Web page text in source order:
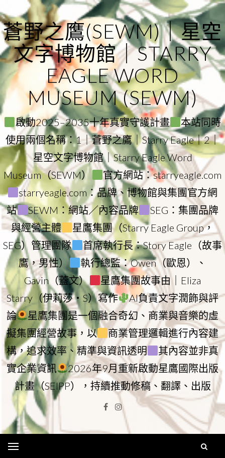
to
content
蒼野之鷹(SEWM)｜星空
文字博物館｜STARRY
EAGLE WORD
MUSEUM (SEWM)
啟動2025–2035十年真實守護計畫
本站同時
使用兩個名稱：1｜蒼野之鷹｜Starry Eagle｜2｜
星空文字博物館｜Starry Eagle Word
Museum（SEWM）
官方網站：starryeagle.com
starryeagle.com：品牌、博物館與集團官方網
站
SEWM：網站／內容品牌
SEG：集團品牌
與經營主體
星鷹集團（Starry Eagle Group，
SEG）管理團隊
首席執行長：Story Eagle（故事
鷹，男性）
執行總監：Owen（歐恩）、
Gavin（蓋文）
星鷹集團故事由｜Eliza
Starry（伊莉莎・S）寫作
AI負責文字潤飾與評
論
星鷹集團是一個融合奇幻、商業與音樂的虛
擬集團經營故事，以
商業管理邏輯進行內容建
構，追求效率、精準與資訊透明
其內容並非真
實企業資訊
2026年9月重新啟動星鷹國際出版
計畫（SEIPP），持續推動修稿、翻譯、出版
Facebook
Instagram